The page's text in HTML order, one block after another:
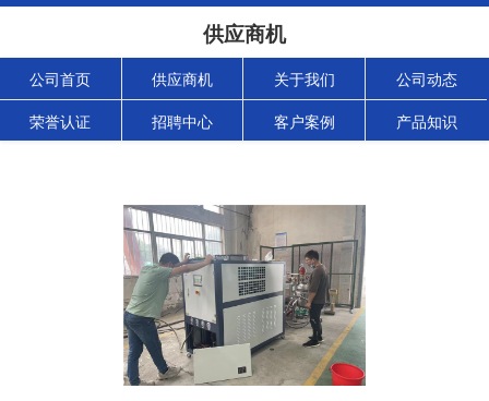
供应商机
公司首页 供应商机 关于我们 公司动态
荣誉认证 招聘中心 客户案例 产品知识